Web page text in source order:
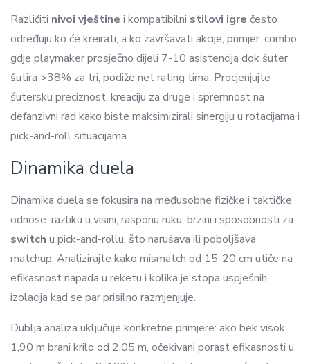
Različiti nivoi vještine i kompatibilni stilovi igre često
određuju ko će kreirati, a ko završavati akcije; primjer: combo
gdje playmaker prosječno dijeli 7-10 asistencija dok šuter
šutira >38% za tri, podiže net rating tima. Procjenjujte
šutersku preciznost, kreaciju za druge i spremnost na
defanzivni rad kako biste maksimizirali sinergiju u rotacijama i
pick-and-roll situacijama.
Dinamika duela
Dinamika duela se fokusira na međusobne fizičke i taktičke
odnose: razliku u visini, rasponu ruku, brzini i sposobnosti za
switch u pick-and-rollu, što narušava ili poboljšava
matchup. Analizirajte kako mismatch od 15-20 cm utiče na
efikasnost napada u reketu i kolika je stopa uspješnih
izolacija kad se par prisilno razmjenjuje.
Dublja analiza uključuje konkretne primjere: ako bek visok
1,90 m brani krilo od 2,05 m, očekivani porast efikasnosti u